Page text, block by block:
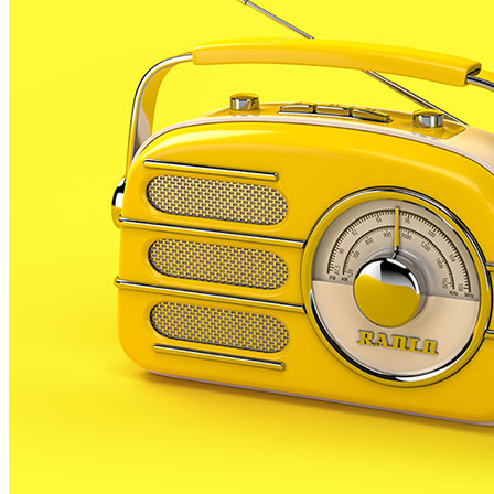
d’Esquadra han inspeccionat una 50a de discoteques,
bars i locals del municipi.
Després d’aquestes inspeccions s’han clausurat 4
locals, malgrat que només dos continuen tancats.
Aquestes són algunes de les dades que es van donar
a conèixer el passat divendres en la primera reunió
de la comissió de seguiment del model turístic, creat
pel plenari municipal.
A banda de les clausures també s’han aixecat actes a
diferents locals per no disposar de llicència
d’activitats, per tenir més taules i cadires de les
autoritzades, per molèsties de soroll i música i per la